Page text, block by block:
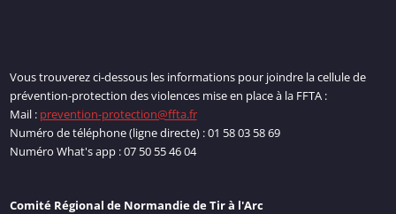
Vous trouverez ci-dessous les informations pour joindre la cellule de
prévention-protection des violences mise en place à la FFTA :
Mail : prevention-protection@ffta.fr
Numéro de téléphone (ligne directe) : 01 58 03 58 69
Numéro What's app : 07 50 55 46 04
Comité Régional de Normandie de Tir à l'Arc